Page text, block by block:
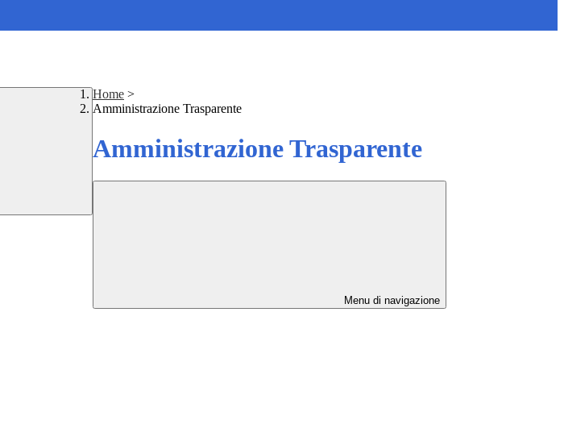
Home >
Amministrazione Trasparente
Amministrazione Trasparente
Menu di navigazione